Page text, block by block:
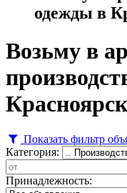
одежды в
Возьму в
Показать фильтр
Категория:
Принадлежность: